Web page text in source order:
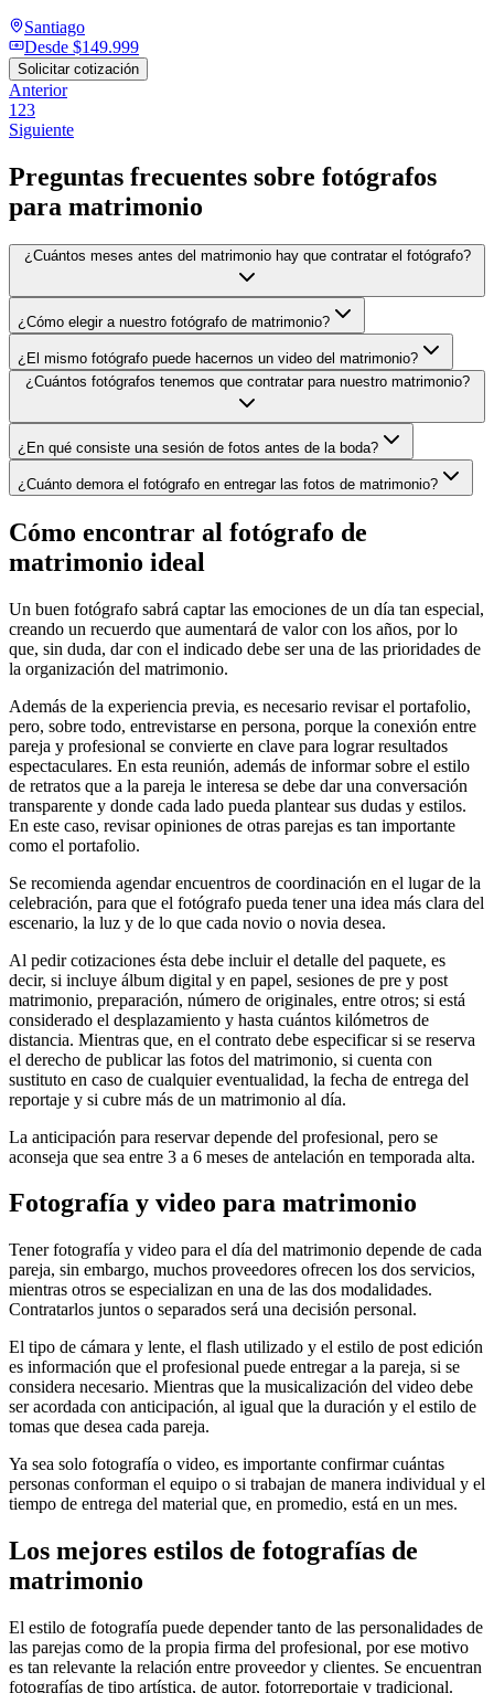
Santiago
Desde $149.999
Solicitar cotización
Anterior
1 23
Siguiente
Preguntas frecuentes sobre fotógrafos
para matrimonio
¿Cuántos meses antes del matrimonio hay que contratar el fotógrafo?
¿Cómo elegir a nuestro fotógrafo de matrimonio?
¿El mismo fotógrafo puede hacernos un video del matrimonio?
¿Cuántos fotógrafos tenemos que contratar para nuestro matrimonio?
¿En qué consiste una sesión de fotos antes de la boda?
¿Cuánto demora el fotógrafo en entregar las fotos de matrimonio?
Cómo encontrar al fotógrafo de
matrimonio ideal
Un buen fotógrafo sabrá captar las emociones de un día tan especial,
creando un recuerdo que aumentará de valor con los años, por lo
que, sin duda, dar con el indicado debe ser una de las prioridades de
la organización del matrimonio.
Además de la experiencia previa, es necesario revisar el portafolio,
pero, sobre todo, entrevistarse en persona, porque la conexión entre
pareja y profesional se convierte en clave para lograr resultados
espectaculares. En esta reunión, además de informar sobre el estilo
de retratos que a la pareja le interesa se debe dar una conversación
transparente y donde cada lado pueda plantear sus dudas y estilos.
En este caso, revisar opiniones de otras parejas es tan importante
como el portafolio.
Se recomienda agendar encuentros de coordinación en el lugar de la
celebración, para que el fotógrafo pueda tener una idea más clara del
escenario, la luz y de lo que cada novio o novia desea.
Al pedir cotizaciones ésta debe incluir el detalle del paquete, es
decir, si incluye álbum digital y en papel, sesiones de pre y post
matrimonio, preparación, número de originales, entre otros; si está
considerado el desplazamiento y hasta cuántos kilómetros de
distancia. Mientras que, en el contrato debe especificar si se reserva
el derecho de publicar las fotos del matrimonio, si cuenta con
sustituto en caso de cualquier eventualidad, la fecha de entrega del
reportaje y si cubre más de un matrimonio al día.
La anticipación para reservar depende del profesional, pero se
aconseja que sea entre 3 a 6 meses de antelación en temporada alta.
Fotografía y video para matrimonio
Tener fotografía y video para el día del matrimonio depende de cada
pareja, sin embargo, muchos proveedores ofrecen los dos servicios,
mientras otros se especializan en una de las dos modalidades.
Contratarlos juntos o separados será una decisión personal.
El tipo de cámara y lente, el flash utilizado y el estilo de post edición
es información que el profesional puede entregar a la pareja, si se
considera necesario. Mientras que la musicalización del video debe
ser acordada con anticipación, al igual que la duración y el estilo de
tomas que desea cada pareja.
Ya sea solo fotografía o video, es importante confirmar cuántas
personas conforman el equipo o si trabajan de manera individual y el
tiempo de entrega del material que, en promedio, está en un mes.
Los mejores estilos de fotografías de
matrimonio
El estilo de fotografía puede depender tanto de las personalidades de
las parejas como de la propia firma del profesional, por ese motivo
es tan relevante la relación entre proveedor y clientes. Se encuentran
fotografías de tipo artística, de autor, fotorreportaje y tradicional.